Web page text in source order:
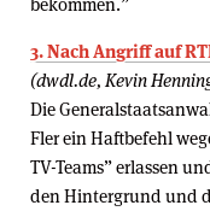
3. Nach Angriff auf
(dwdl.de, Kevin
Die
Fler ein Haftbefehl
TV-Teams” erlassen
den Hintergrund und